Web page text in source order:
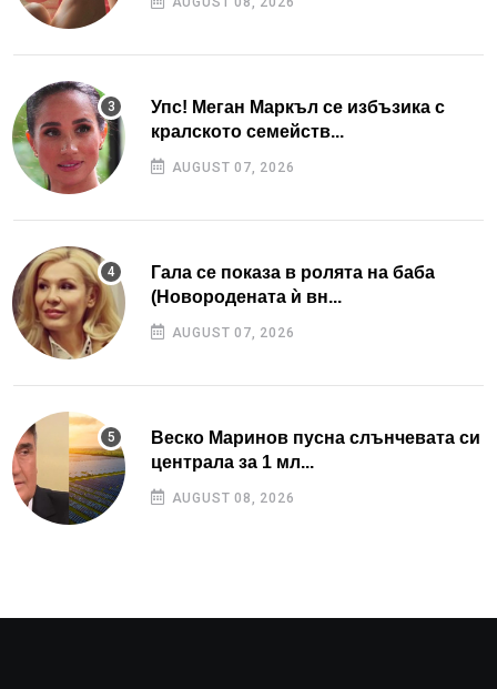
Упс! Меган Маркъл се избъзика с
кралското семейств...
AUGUST 07, 2026
Гала се показа в ролята на баба
(Новородената ѝ вн...
AUGUST 07, 2026
Веско Маринов пусна слънчевата си
централа за 1 мл...
AUGUST 08, 2026